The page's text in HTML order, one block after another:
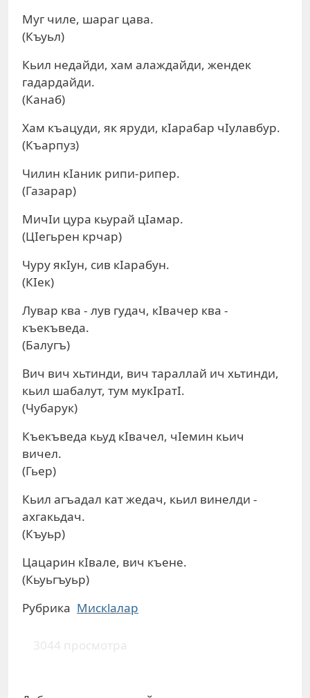
Муг чиле, шараг цава.
(Къуьл)
Кьил недайди, хам алаждайди, жендек
гадардайди.
(Канаб)
Хам къацуди, як яруди, кIарабар чIулавбур.
(Къарпуз)
Чилин кIаник рипи-рипер.
(Газарар)
МичIи цура кьурай цIамар.
(ЦIегьрен крчар)
Чуру якIун, сив кIарабун.
(КIек)
Лувар ква - лув гудач, кIвачер ква -
къекъведа.
(Балугъ)
Вич вич хьтинди, вич тараллай ич хьтинди,
кьил шабалут, тум мукIратI.
(Чубарук)
Къекъведа кьуд кIвачел, чIемин кьич
вичел.
(Гьер)
Кьил агъадал кат жедач, кьил винелди -
ахгакьдач.
(Къуьр)
Цацарин кIвале, вич къене.
(Кьуьгъуьр)
Рубрика Мискlалар
3044 просмотра